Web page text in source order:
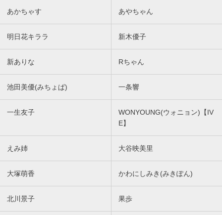
あかちゃす あやちゃん
明日花キララ 新木優子
新ありな Rちゃん
池田美優(みちょぱ) 一条響
一生友子
WONYOUNG(ウォニョン)【IV
E】
えみ姉 大谷映美里
大塚萌香 かわにしみき(みきぽん)
北川景子 果歩